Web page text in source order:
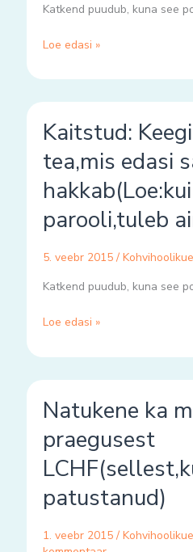
Katkend puudub, kuna see
Loe edasi »
Kaitstud:
tea,mis edasi
parooli,tuleb
5. veebr 2015 /
Katkend puudub, kuna see
Keegi
ei
tea,mis
edasi
saama
tahad
küsida)
Loe edasi »
Natukene ka
praegusest
patustanud)
1. veebr 2015 /
ka
praegusest
LCHF(sellest,kuidas
olen
patustanud)